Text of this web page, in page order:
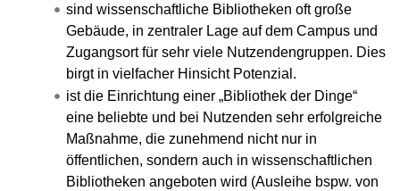
sind wissenschaftliche Bibliotheken oft große
Gebäude, in zentraler Lage auf dem Campus und
Zugangsort für sehr viele Nutzendengruppen. Dies
birgt in vielfacher Hinsicht Potenzial.
ist die Einrichtung einer „Bibliothek der Dinge“
eine beliebte und bei Nutzenden sehr erfolgreiche
Maßnahme, die zunehmend nicht nur in
öffentlichen, sondern auch in wissenschaftlichen
Bibliotheken angeboten wird (Ausleihe bspw. von